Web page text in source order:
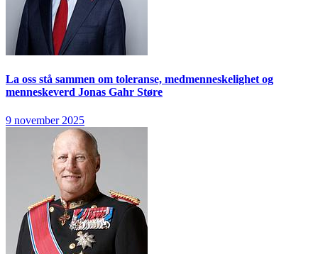
La oss stå sammen om toleranse, medmenneskelighet og
menneskeverd Jonas Gahr Støre
9 november 2025